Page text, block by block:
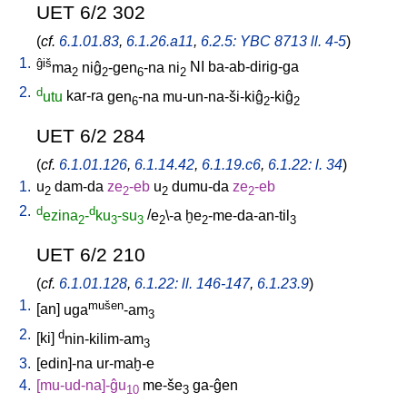
UET 6/2 302
(cf. 6.1.01.83, 6.1.26.a11, 6.2.5: YBC 8713 ll. 4-5)
1. ĝišma2 niĝ2-gen6-na ni2 NI
ba-ab-dirig-ga
2. dutu kar-ra gen6-na mu-un-na-ši-kiĝ2-kiĝ2
UET 6/2 284
(cf. 6.1.01.126, 6.1.14.42, 6.1.19.c6, 6.1.22: l. 34)
1. u2 dam-da ze2-eb u2 dumu-da ze2-eb
2. dezina2-dku3-su3 /e2\-a ḫe2-me-da-an-til 3
UET 6/2 210
(cf. 6.1.01.128, 6.1.22: ll. 146-147, 6.1.23.9)
1.
an ugamušen-am3
2. ki dnin-kilim-am3
3. [edin]-na ur-maḫ-e
4. [mu-ud-na]-ĝu10 me-še3 ga-ĝen